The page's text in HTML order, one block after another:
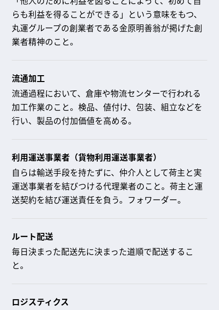
らも利益を得ることができる」という意味をもつ、
丸運グループの創業者である金原明善翁が掲げた創
業者精神のこと。
流通加工
流通過程において、倉庫や物流センターで行われる
加工作業のこと。検品、値付け、包装、組立などを
行い、製品の付加価値を高める。
利用運送事業者（貨物利用運送事業者）
自らは輸送手段を持たずに、仲介人として荷主と実
運送事業者を結びつける代理業者のこと。荷主と運
送契約を結び運送責任を負う。フォワーダー。
ルート配送
毎日決まった配送先に決まった道順で配送するこ
と。
ロジスティクス